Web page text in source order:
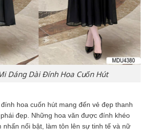
Dáng Dài Đính Hoa Cuốn Hút
hoa cuốn hút mang đến vẻ đẹp thanh
đẹp. Những hoa văn được đính khéo
nhấn nổi bật, làm tôn lên sự tinh tế và nữ